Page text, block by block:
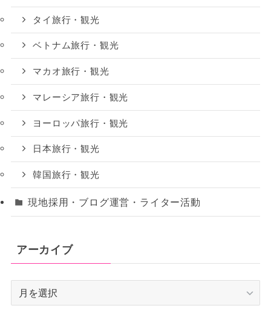
タイ旅行・観光
ベトナム旅行・観光
マカオ旅行・観光
マレーシア旅行・観光
ヨーロッパ旅行・観光
日本旅行・観光
韓国旅行・観光
現地採用・ブログ運営・ライター活動
アーカイブ